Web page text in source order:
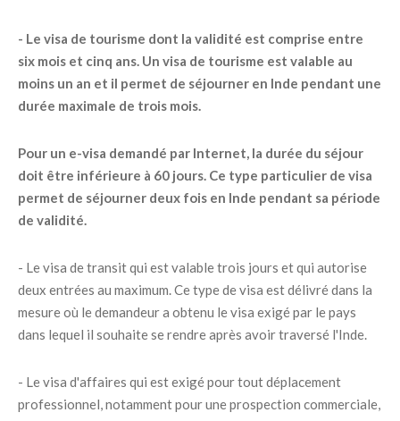
- Le visa de tourisme dont la validité est comprise entre
six mois et cinq ans. Un visa de tourisme est valable au
moins un an et il permet de séjourner en Inde pendant une
durée maximale de trois mois.
Pour un e-visa demandé par Internet, la durée du séjour
doit être inférieure à 60 jours. Ce type particulier de visa
permet de séjourner deux fois en Inde pendant sa période
de validité.
- Le visa de transit qui est valable trois jours et qui autorise
deux entrées au maximum. Ce type de visa est délivré dans la
mesure où le demandeur a obtenu le visa exigé par le pays
dans lequel il souhaite se rendre après avoir traversé l'Inde.
- Le visa d'affaires qui est exigé pour tout déplacement
professionnel, notamment pour une prospection commerciale,